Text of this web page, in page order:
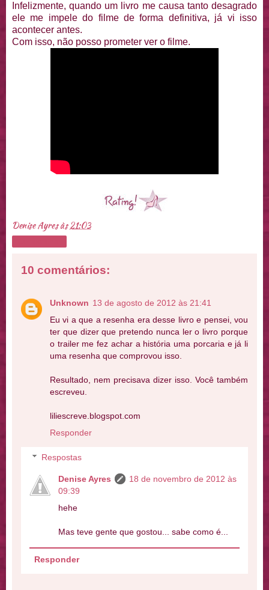
Infelizmente, quando um livro me causa tanto desagrado
ele me impele do filme de forma definitiva, já vi isso
acontecer antes.
Com isso, não posso prometer ver o filme.
Denise Ayresàs21:03
10 comentários:
Unknown 13 de agosto de 2012 às 21:41
Eu vi a que a resenha era desse livro e pensei, vou
ter que dizer que pretendo nunca ler o livro porque
o trailer me fez achar a história uma porcaria e já li
uma resenha que comprovou isso.
Resultado, nem precisava dizer isso. Você também
escreveu.
liliescreve.blogspot.com
Responder
Respostas
Denise Ayres
18 de novembro de 2012 às
09:39
hehe
Mas teve gente que gostou... sabe como é...
Responder